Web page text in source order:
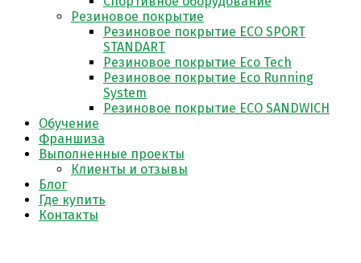
Резиновое покрытие
Резиновое покрытие ECO SPORT
STANDART
Резиновое покрытие Eco Tech
Резиновое покрытие Eco Running
System
Резиновое покрытие ECO SANDWICH
Обучение
Франшиза
Выполненные проекты
Клиенты и отзывы
Блог
Где купить
Контакты